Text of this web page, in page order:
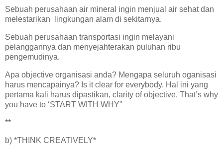
Sebuah perusahaan air mineral ingin menjual air sehat dan
melestarikan lingkungan alam di sekitarnya.
Sebuah perusahaan transportasi ingin melayani
pelanggannya dan menyejahterakan puluhan ribu
pengemudinya.
Apa objective organisasi anda? Mengapa seluruh oganisasi
harus mencapainya? Is it clear for everybody. Hal ini yang
pertama kali harus dipastikan, clarity of objective. That’s why
you have to ‘START WITH WHY”
**
b) *THINK CREATIVELY*